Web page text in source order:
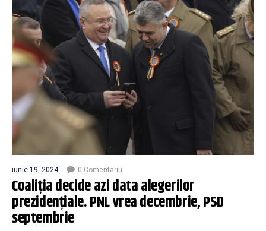
iunie 19, 2024 0 Comentariu
Coaliția decide azi data alegerilor
prezidențiale. PNL vrea decembrie, PSD
septembrie